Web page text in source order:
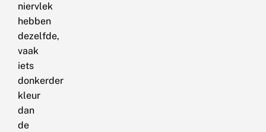
niervlek
hebben
dezelfde,
vaak
iets
donkerder
kleur
dan
de